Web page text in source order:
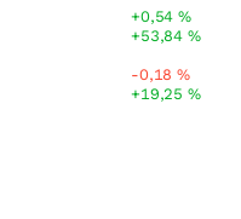
+0,54%
+53,84%
-0,18%
+19,25%